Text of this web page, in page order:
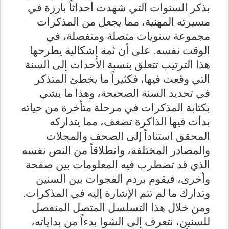
بذكر السنوات التي شهدت أحداثاً بارزة في
مسيرته المهنية، مما يجعل من المذكرات
مجموعة سنويات متصلة ومنفصلة، في
الوقت نفسه. على أن ثمة إشكالية يطرحها
هذا الترتيب تتعلق بنسبة الأحداث إلى السنة
التي وقعت فيها، فكثيراً ما يخطئ المتذكر
في تحديد السنة الصحيحة، وهذا ما يشي
بكتابة المذكرات في مرحلة متأخرة من حياته
بدأت فيها الذاكرة تضعف، مما يتداركه
المحقق استناداً إلى الصحف والمجلات
والمصادر المختلفة، وانطلاقاً من النص نفسه
الذي قد تضطرب فيه المعلومات بين صفحة
وأخرى، فيقوم بردم الفجوات بين السنين
وتدارك ما لم تتم الإشارة إليه في المذكرات.
ومن خلال هذا التسلسل المتصل المنفصل
للسنين، نتعرف إلى الشوا بدءاً من بداياته،